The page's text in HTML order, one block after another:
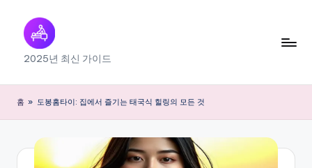
content
출
장
마
지
2025년 최신 가이드
홈 » 도봉홈타이: 집에서 즐기는 태국식 힐링의 모든 것